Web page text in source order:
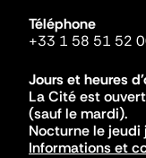
Téléphone
+33 1 58 51 52
Jours et heures
La Cité est
(sauf le mardi).
Nocturne le jeudi
Informations et